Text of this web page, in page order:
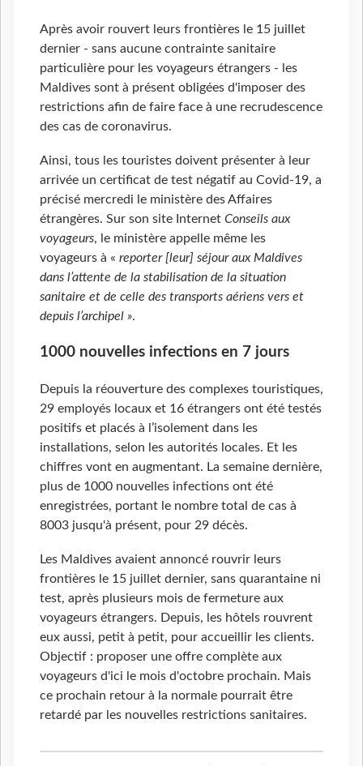
Après avoir rouvert leurs frontières le 15 juillet
dernier - sans aucune contrainte sanitaire
particulière pour les voyageurs étrangers - les
Maldives sont à présent obligées d'imposer des
restrictions afin de faire face à une recrudescence
des cas de coronavirus.
Ainsi, tous les touristes doivent présenter à leur
arrivée un certificat de test négatif au Covid-19, a
précisé mercredi le ministère des Affaires
étrangères. Sur son site Internet Conseils aux
voyageurs, le ministère appelle même les
voyageurs à « reporter [leur] séjour aux Maldives
dans l’attente de la stabilisation de la situation
sanitaire et de celle des transports aériens vers et
depuis l’archipel ».
1000 nouvelles infections en 7 jours
Depuis la réouverture des complexes touristiques,
29 employés locaux et 16 étrangers ont été testés
positifs et placés à l’isolement dans les
installations, selon les autorités locales. Et les
chiffres vont en augmentant. La semaine dernière,
plus de 1000 nouvelles infections ont été
enregistrées, portant le nombre total de cas à
8003 jusqu'à présent, pour 29 décès.
Les Maldives avaient annoncé rouvrir leurs
frontières le 15 juillet dernier, sans quarantaine ni
test, après plusieurs mois de fermeture aux
voyageurs étrangers. Depuis, les hôtels rouvrent
eux aussi, petit à petit, pour accueillir les clients.
Objectif : proposer une offre complète aux
voyageurs d'ici le mois d'octobre prochain. Mais
ce prochain retour à la normale pourrait être
retardé par les nouvelles restrictions sanitaires.